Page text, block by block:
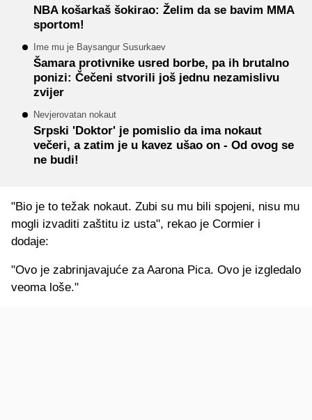
NBA košarkaš šokirao: Želim da se bavim MMA
sportom!
Ime mu je Baysangur Susurkaev
Šamara protivnike usred borbe, pa ih brutalno
ponizi: Čečeni stvorili još jednu nezamislivu
zvijer
Nevjerovatan nokaut
Srpski 'Doktor' je pomislio da ima nokaut
večeri, a zatim je u kavez ušao on - Od ovog se
ne budi!
"Bio je to težak nokaut. Zubi su mu bili spojeni, nisu mu
mogli izvaditi zaštitu iz usta", rekao je Cormier i
dodaje:
"Ovo je zabrinjavajuće za Aarona Pica. Ovo je izgledalo
veoma loše."